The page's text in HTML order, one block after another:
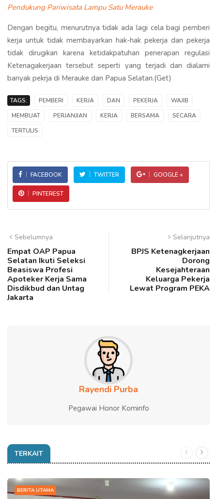
Pendukung Pariwisata Lampu Satu Merauke
Dengan begitu, menurutnya tidak ada lagi cela bagi pemberi
kerja untuk tidak membayarkan hak-hak pekerja dan pekerja
tidak dirugikan karena ketidakpatuhan penerapan regulasi
Ketenagakerjaan tersebut seperti yang terjadi dan dialami
banyak pekrja di Merauke dan Papua Selatan.(Get)
TAGS: PEMBERI KERJA DAN PEKERJA
WAJIB
MEMBUAT
PERJANJIAN KERJA BERSAMA
SECARA
TERTULIS
FACEBOOK TWITTER GOOGLE +
PINTEREST
Sebelumnya
Empat OAP Papua
Selatan Ikuti Seleksi
Beasiswa Profesi
Apoteker Kerja Sama
Disdikbud dan Untag
Jakarta
Selanjutnya
BPJS Ketenagkerjaan
Dorong
Kesejahteraan
Keluarga Pekerja
Lewat Program PEKA
Rayendi Purba
Pegawai Honor Kominfo
TERKAIT
BERITA UTAMA